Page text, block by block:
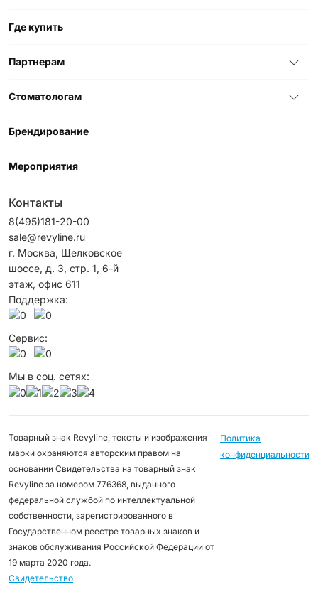
Где купить
Партнерам
Стоматологам
Брендирование
Мероприятия
Контакты
8(495)181-20-00
sale@revyline.ru
г. Москва, Щелковское
шоссе, д. 3, стр. 1, 6-й
этаж, офис 611
Поддержка:
Сервис:
Мы в соц. сетях:
Товарный знак Revyline, тексты и изображения
марки охраняются авторским правом на
основании Свидетельства на товарный знак
Revyline за номером 776368, выданного
федеральной службой по интеллектуальной
собственности, зарегистрированного в
Государственном реестре товарных знаков и
знаков обслуживания Российской Федерации от
19 марта 2020 года.
Свидетельство
Политика
конфиденциальности